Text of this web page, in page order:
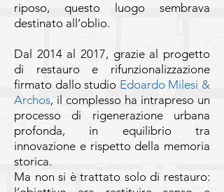
riposo, questo luogo sembrava
destinato all’oblio.
Dal 2014 al 2017, grazie al progetto
di restauro e rifunzionalizzazione
firmato dallo studio Edoardo Milesi &
Archos, il complesso ha intrapreso un
processo di rigenerazione urbana
profonda, in equilibrio tra
innovazione e rispetto della memoria
storica.
Ma non si è trattato solo di restauro: